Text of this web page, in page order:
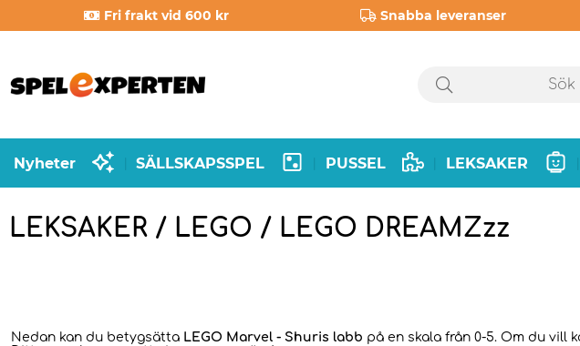
Fri frakt vid 600 kr Snabba leveranser
Nyheter SÄLLSKAPSSPEL PUSSEL LEKSAKER
LEKSAKER / LEGO / LEGO DREAMZzz
Nedan kan du betygsätta LEGO Marvel - Shuris labb på en skala från 0-5. Om du vill